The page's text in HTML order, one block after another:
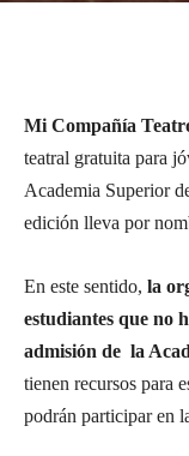
Mi Compañía
teatral gratuita para
Academia Superior
edición lleva por
En este sentido, la
estudiantes que no
admisión de la
tienen recursos para
podrán participar en